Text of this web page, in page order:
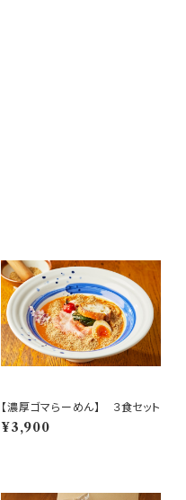
【濃厚ゴマらーめん】 ３食セット
¥3,900